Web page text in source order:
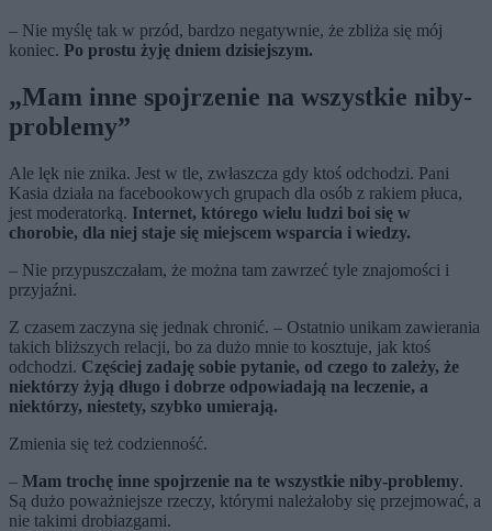
– Nie myślę tak w przód, bardzo negatywnie, że zbliża się mój
koniec. Po prostu żyję dniem dzisiejszym.
„Mam inne spojrzenie na wszystkie niby-
problemy”
Ale lęk nie znika. Jest w tle, zwłaszcza gdy ktoś odchodzi. Pani
Kasia działa na facebookowych grupach dla osób z rakiem płuca,
jest moderatorką. Internet, którego wielu ludzi boi się w
chorobie, dla niej staje się miejscem wsparcia i wiedzy.
– Nie przypuszczałam, że można tam zawrzeć tyle znajomości i
przyjaźni.
Z czasem zaczyna się jednak chronić. – Ostatnio unikam zawierania
takich bliższych relacji, bo za dużo mnie to kosztuje, jak ktoś
odchodzi. Częściej zadaję sobie pytanie, od czego to zależy, że
niektórzy żyją długo i dobrze odpowiadają na leczenie, a
niektórzy, niestety, szybko umierają.
Zmienia się też codzienność.
– Mam trochę inne spojrzenie na te wszystkie niby-problemy.
Są dużo poważniejsze rzeczy, którymi należałoby się przejmować, a
nie takimi drobiazgami.